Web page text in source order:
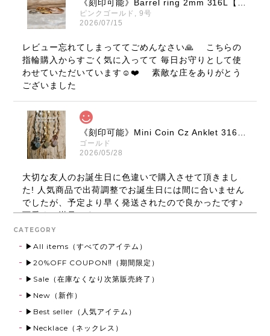
ピンクゴールド, 9号
2026/07/15
レビュー忘れてしまっててごめんなさい🙏 こちらの
指輪購入からすごく気に入ってて 毎日お守りとして使
わせていただいています☺️❤️ 素敵な庄をありがとう
ございました
ゴールド
2026/05/28
大切な友人のお誕生日に色違いで購入させて頂きまし
た! 人気商品で出荷調整でお誕生日には間に合いません
でしたが、予定より早く発送されたので良かったです♪
可愛くて満足です！
Round Ring 316L【Very's Hawaii】
2026/03/13
すごく良かったです。ありがとうございました。
CATEGORY
▶All items（すべてのアイテム）
▶20%OFF COUPON‼（期間限定）
▶Sale（在庫なくなり次第販売終了）
▶New（新作）
▶Best seller（人気アイテム）
▶Necklace（ネックレス）